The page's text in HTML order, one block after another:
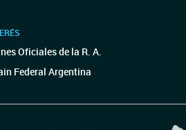
Oficiales de la R. A.
Federal Argentina